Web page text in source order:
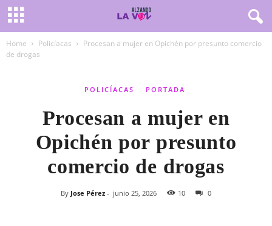
Home Policíacas
Procesan a mujer en Opichén por presunto comercio
de drogas
POLICÍACAS PORTADA
Procesan a mujer en
Opichén por presunto
comercio de drogas
By Jose Pérez - junio 25, 2026 10 0